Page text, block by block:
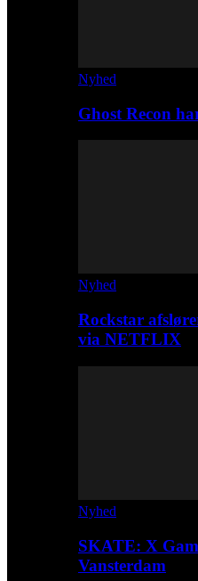
Nyhed
Ghost Recon
Nyhed
Rockstar
via NETFLIX
Nyhed
SKATE: X
Vansterdam